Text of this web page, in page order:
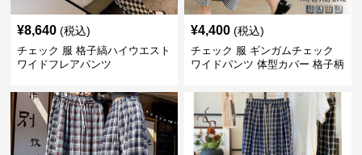
¥8,640 (税込)
チェック 服 格子縞ハイウエスト
ワイドフレアパンツ
¥4,400 (税込)
チェック 服 ギンガムチェック
ワイドパンツ 体型カバー 格子柄